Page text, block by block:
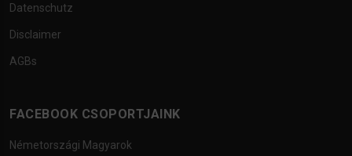
Datenschutz
Disclaimer
AGBs
FACEBOOK CSOPORTJAINK
Németországi Magyarok